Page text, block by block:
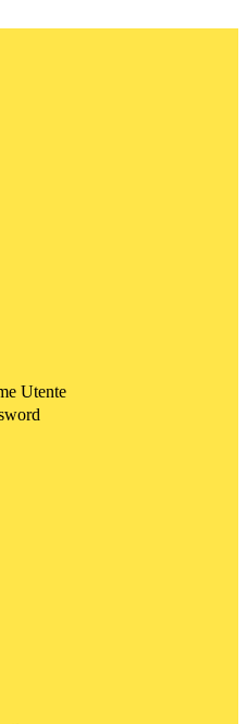
Utente